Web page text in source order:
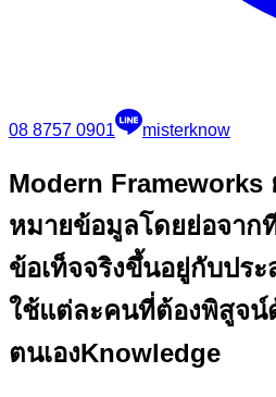
08 8757 0901 misterknow
Modern Frameworks
หมายข้อมูลโดยย่อจาก
ข้อเท็จจริงขึ้นอยู่กับปร
ใช้แต่ละคนที่ต้องพิสูจน์
ตนเองKnowledge